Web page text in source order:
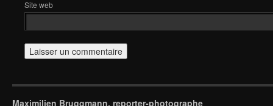
Site web
Maximilien Bruggmann, reporter-photographe